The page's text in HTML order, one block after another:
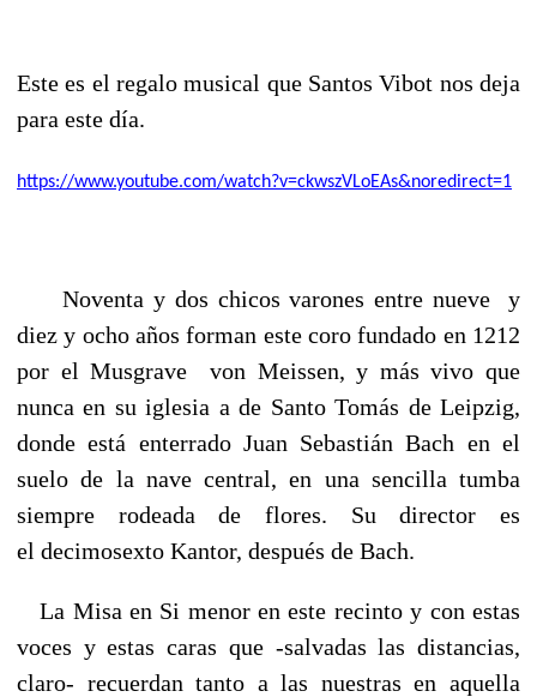
Este es el regalo musical que Santos Vibot nos deja
para este día.
https://www.youtube.com/watch?v=ckwszVLoEAs&noredirect=1
Noventa y dos chicos varones entre nueve y
diez y ocho añosforman este coro fundado en 1212
por el Musgrave von Meissen, y másvivo que
nunca en su iglesia a de Santo Tomás de Leipzig,
donde está enterrado Juan Sebastián Bach en el
suelo de la nave central, en una sencilla tumba
siempre rodeada de flores. Su director es
el decimosexto Kantor, después de Bach.
La Misa en Si menor en este recinto y con estas
voces y estas caras que -salvadas las distancias,
claro- recuerdan tanto a las nuestras en aquella